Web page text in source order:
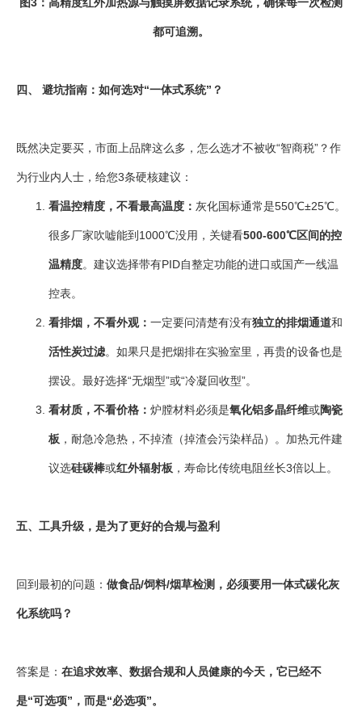
都可追溯。
四、 避坑指南：如何选对“一体式系统”？
既然决定要买，市面上品牌这么多，怎么选才不被收“智商税”？作
为行业内人士，给您3条硬核建议：
看温控精度，不看最高温度： 灰化国标通常是550℃±25℃。
很多厂家吹嘘能到1000℃没用，关键看500-600℃区间的控
温精度。建议选择带有PID自整定功能的进口或国产一线温
控表。
看排烟，不看外观： 一定要问清楚有没有独立的排烟通道和
活性炭过滤。如果只是把烟排在实验室里，再贵的设备也是
摆设。最好选择“无烟型”或“冷凝回收型”。
看材质，不看价格： 炉膛材料必须是氧化铝多晶纤维或陶瓷
板 ，耐急冷急热，不掉渣（掉渣会污染样品）。加热元件建
议选硅碳棒或红外辐射板 ，寿命比传统电阻丝长3倍以上。
五、工具升级，是为了更好的合规与盈利
回到最初的问题： 做食品/饲料/烟草检测，必须要用一体式碳化灰
化系统吗？
答案是： 在追求效率、数据合规和人员健康的今天，它已经不
是“可选项”，而是“必选项”。